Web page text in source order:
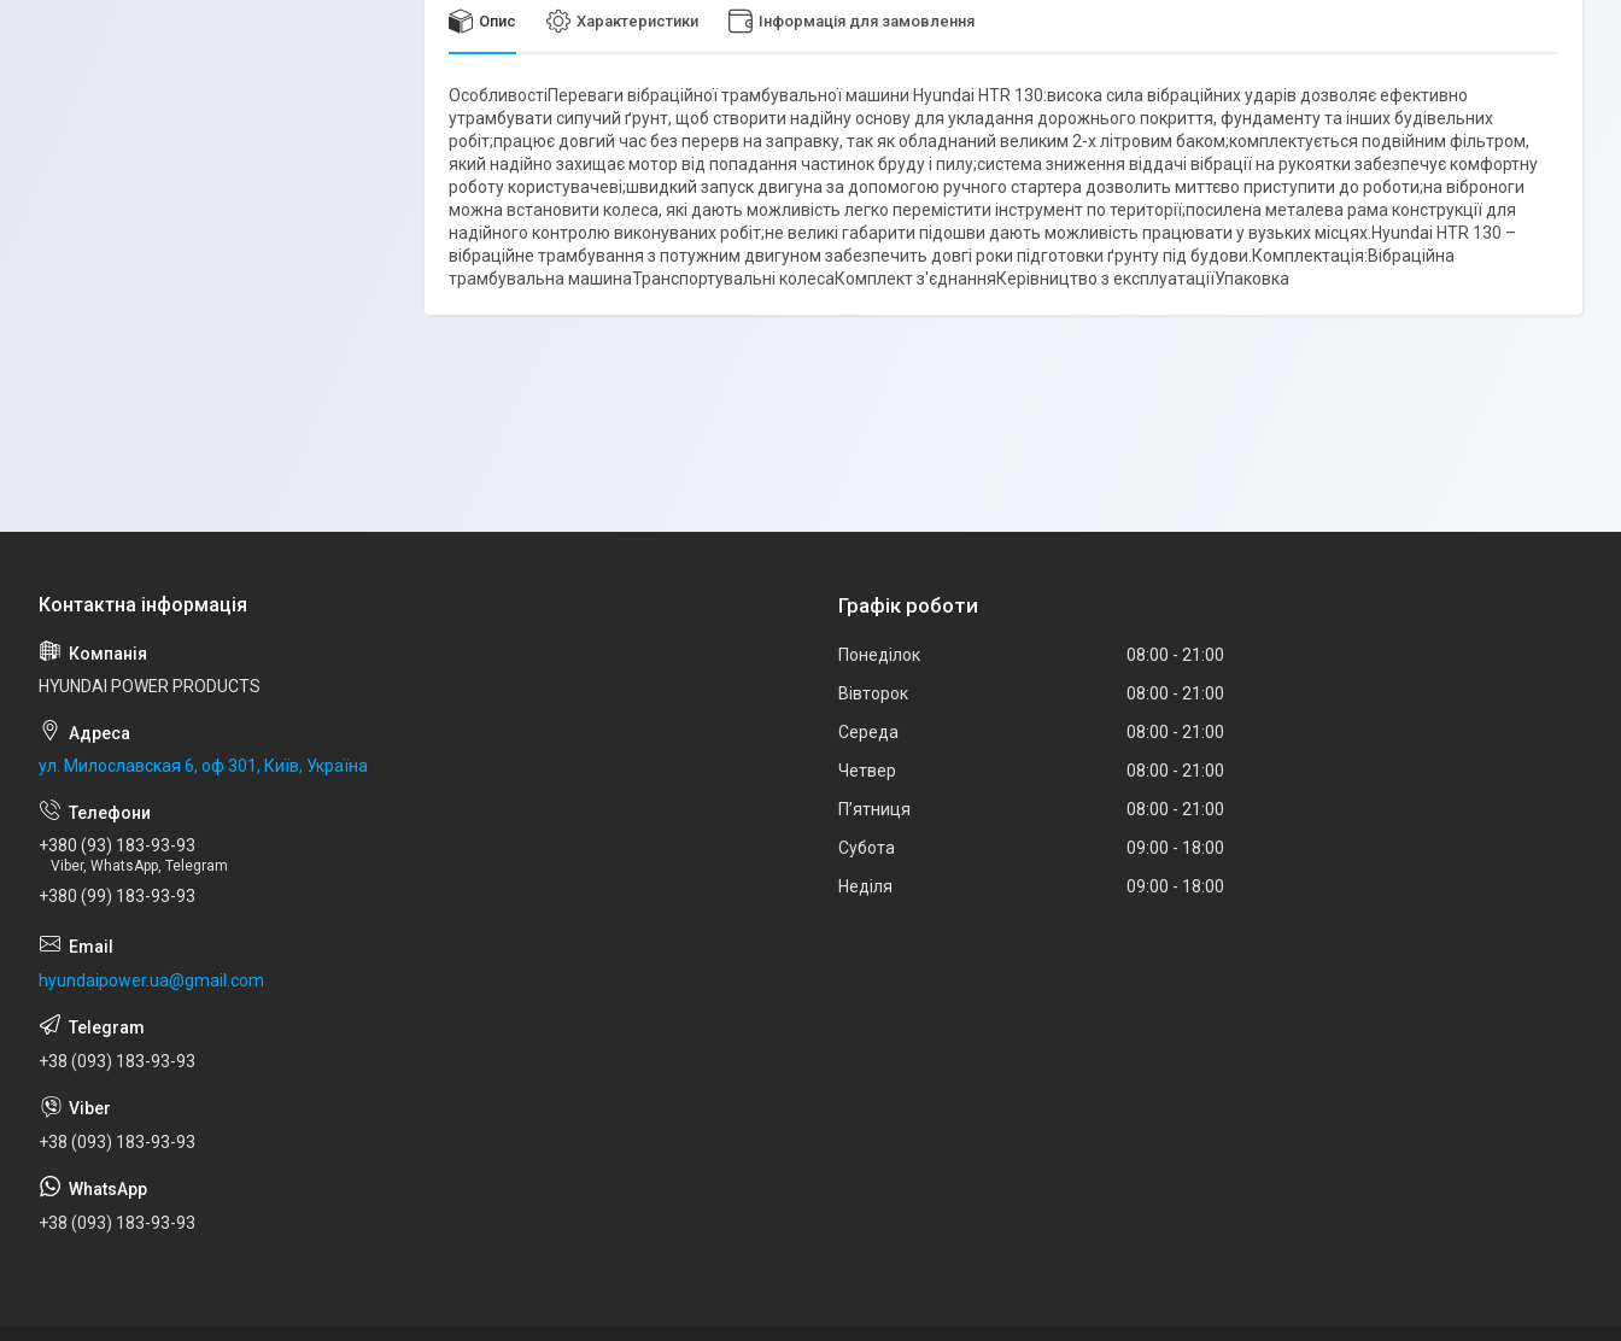
Опис Характеристики Інформація для замовлення
ОсобливостіПереваги вібраційної трамбувальної машини Hyundai HTR 130:висока сила вібраційних ударів дозволяє ефективно
утрамбувати сипучий ґрунт, щоб створити надійну основу для укладання дорожнього покриття, фундаменту та інших будівельних
робіт;працює довгий час без перерв на заправку, так як обладнаний великим 2-х літровим баком;комплектується подвійним фільтром,
який надійно захищає мотор від попадання частинок бруду і пилу;система зниження віддачі вібрації на рукоятки забезпечує комфортну
роботу користувачеві;швидкий запуск двигуна за допомогою ручного стартера дозволить миттєво приступити до роботи;на віброноги
можна встановити колеса, які дають можливість легко перемістити інструмент по території;посилена металева рама конструкції для
надійного контролю виконуваних робіт;не великі габарити підошви дають можливість працювати у вузьких місцях.Hyundai HTR 130 –
вібраційне трамбування з потужним двигуном забезпечить довгі роки підготовки ґрунту під будови.Комплектація:Вібраційна
трамбувальна машинаТранспортувальні колесаКомплект з'єднанняКерівництво з експлуатаціїУпаковка
HYUNDAI POWER PRODUCTS
ул. Милославская 6, оф 301, Київ, Україна
+380 (93) 183-93-93
Viber, WhatsApp, Telegram
+380 (99) 183-93-93
hyundaipower.ua@gmail.com
+38 (093) 183-93-93
+38 (093) 183-93-93
+38 (093) 183-93-93
Графік роботи
Понеділок 08:00
21:00
Вівторок
08:00
21:00
Середа
08:00
21:00
Четвер
08:00
21:00
Пʼятниця
08:00
21:00
Субота
09:00
18:00
Неділя
09:00 18:00